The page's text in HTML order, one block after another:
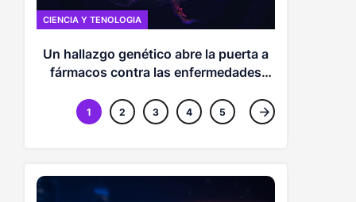
CIENCIA Y TENOLOGIA
Un hallazgo genético abre la puerta a
fármacos contra las enfermedades
1 2 3 4 5